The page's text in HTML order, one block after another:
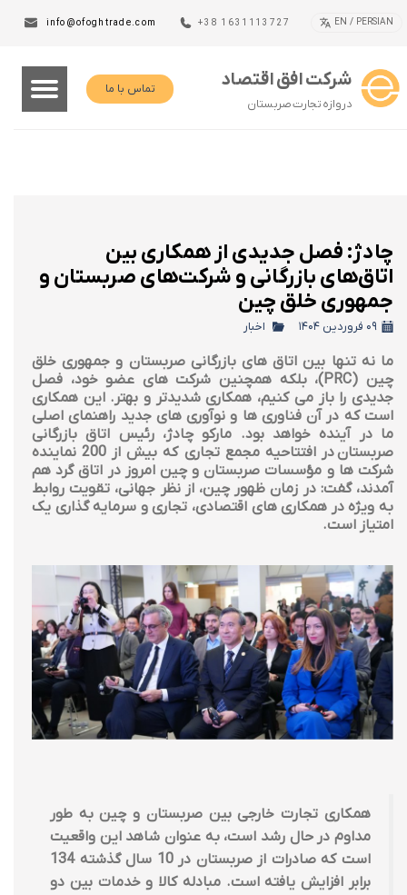
+38 1631113727
info@ofoghtrade.com
شرکت افق اقتصاد
دروازه تجارت صربستان
تماس با ما
EN / PERSIAN
چادژ: فصل جدیدی از همکاری بین
اتاق‌های بازرگانی و شرکت‌های صربستان و
جمهوری خلق چین
۰۹ فروردین ۱۴۰۴ اخبار
ما نه تنها بین اتاق های بازرگانی صربستان و جمهوری خلق
چین (PRC)، بلکه همچنین شرکت های عضو خود، فصل
جدیدی را باز می کنیم، همکاری شدیدتر و بهتر. این همکاری
است که در آن فناوری ها و نوآوری های جدید راهنمای اصلی
ما در آینده خواهد بود. مارکو چادژ، رئیس اتاق بازرگانی
صربستان در افتتاحیه مجمع تجاری که بیش از 200 نماینده
شرکت ها و مؤسسات صربستان و چین امروز در اتاق گرد هم
آمدند، گفت: در زمان ظهور چین، از نظر جهانی، تقویت روابط
به ویژه در همکاری های اقتصادی، تجاری و سرمایه گذاری یک
امتیاز است.
همکاری تجارت خارجی بین صربستان و چین به طور
مداوم در حال رشد است، به عنوان شاهد این واقعیت
است که صادرات از صربستان در 10 سال گذشته 134
برابر افزایش یافته است. مبادله کالا و خدمات بین دو